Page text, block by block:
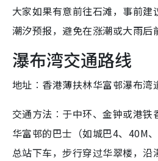
大家如果有意前往石滩，事前建
潮汐预报，避免在涨潮或大雨后
瀑布湾交通路线
地址︰香港薄扶林华富邨瀑布湾
交通方法︰于中环、金钟或港铁
华富邨的巴士（如城巴4、40M
总站下车，步行穿过华翠楼，沿